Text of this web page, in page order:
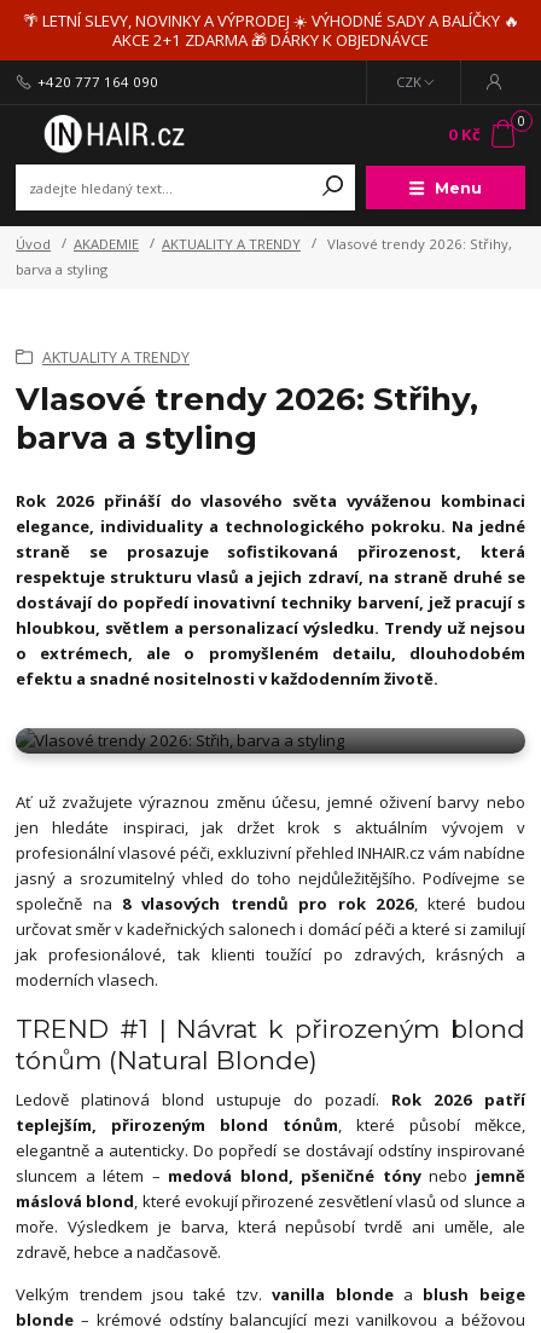
🌴 LETNÍ SLEVY, NOVINKY A VÝPRODEJ ☀️ VÝHODNÉ SADY A BALÍČKY 🔥
AKCE 2+1 ZDARMA 🎁 DÁRKY K OBJEDNÁVCE
Menu
CZK
+420 777 164 090
0
0 Kč
Úvod AKADEMIE AKTUALITY A TRENDY
Vlasové trendy 2026: Střihy,
barva a styling
AKTUALITY A TRENDY
Vlasové trendy 2026: Střihy,
barva a styling
Rok 2026 přináší do vlasového světa vyváženou kombinaci
elegance, individuality a technologického pokroku. Na jedné
straně se prosazuje sofistikovaná přirozenost, která
respektuje strukturu vlasů a jejich zdraví, na straně druhé se
dostávají do popředí inovativní techniky barvení, jež pracují s
hloubkou, světlem a personalizací výsledku. Trendy už nejsou
o extrémech, ale o promyšleném detailu, dlouhodobém
efektu a snadné nositelnosti v každodenním životě.
Ať už zvažujete výraznou změnu účesu, jemné oživení barvy nebo
jen hledáte inspiraci, jak držet krok s aktuálním vývojem v
profesionální vlasové péči, exkluzivní přehled INHAIR.cz vám nabídne
jasný a srozumitelný vhled do toho nejdůležitějšího. Podívejme se
společně na 8 vlasových trendů pro rok 2026, které budou
určovat směr v kadeřnických salonech i domácí péči a které si zamilují
jak profesionálové, tak klienti toužící po zdravých, krásných a
moderních vlasech.
TREND #1 | Návrat k přirozeným blond
tónům (Natural Blonde)
Ledově platinová blond ustupuje do pozadí. Rok 2026 patří
teplejším, přirozeným blond tónům, které působí měkce,
elegantně a autenticky. Do popředí se dostávají odstíny inspirované
sluncem a létem – medová blond, pšeničné tónynebo jemně
máslová blond, které evokují přirozené zesvětlení vlasů od slunce a
moře. Výsledkem je barva, která nepůsobí tvrdě ani uměle, ale
zdravě, hebce a nadčasově.
Velkým trendem jsou také tzv.vanilla blondea blush beige
blonde – krémové odstíny balancující mezi vanilkovou a béžovou